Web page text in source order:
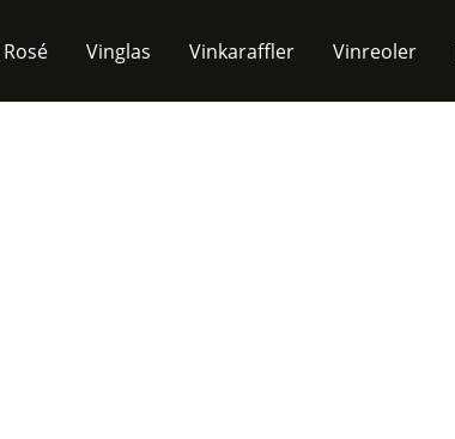
Rosé Vinglas Vinkaraffler Vinreoler